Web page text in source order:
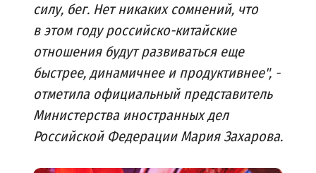
силу, бег. Нет никаких сомнений, что
в этом году российско-китайские
отношения будут развиваться еще
быстрее, динамичнее и продуктивнее", -
отметила официальный представитель
Министерства иностранных дел
Российской Федерации Мария Захарова.